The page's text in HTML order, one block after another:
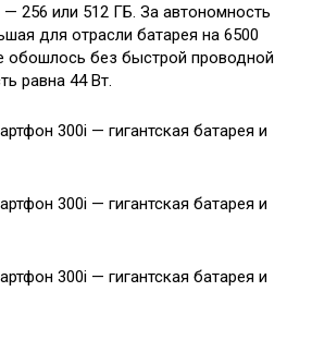
— 256 или 512 ГБ. За автономность
для отрасли батарея на 6500
обошлось без быстрой проводной
равна 44 Вт.